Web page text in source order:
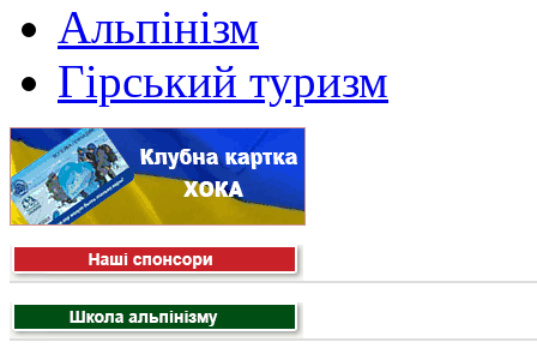
Альпінізм
Гірський туризм